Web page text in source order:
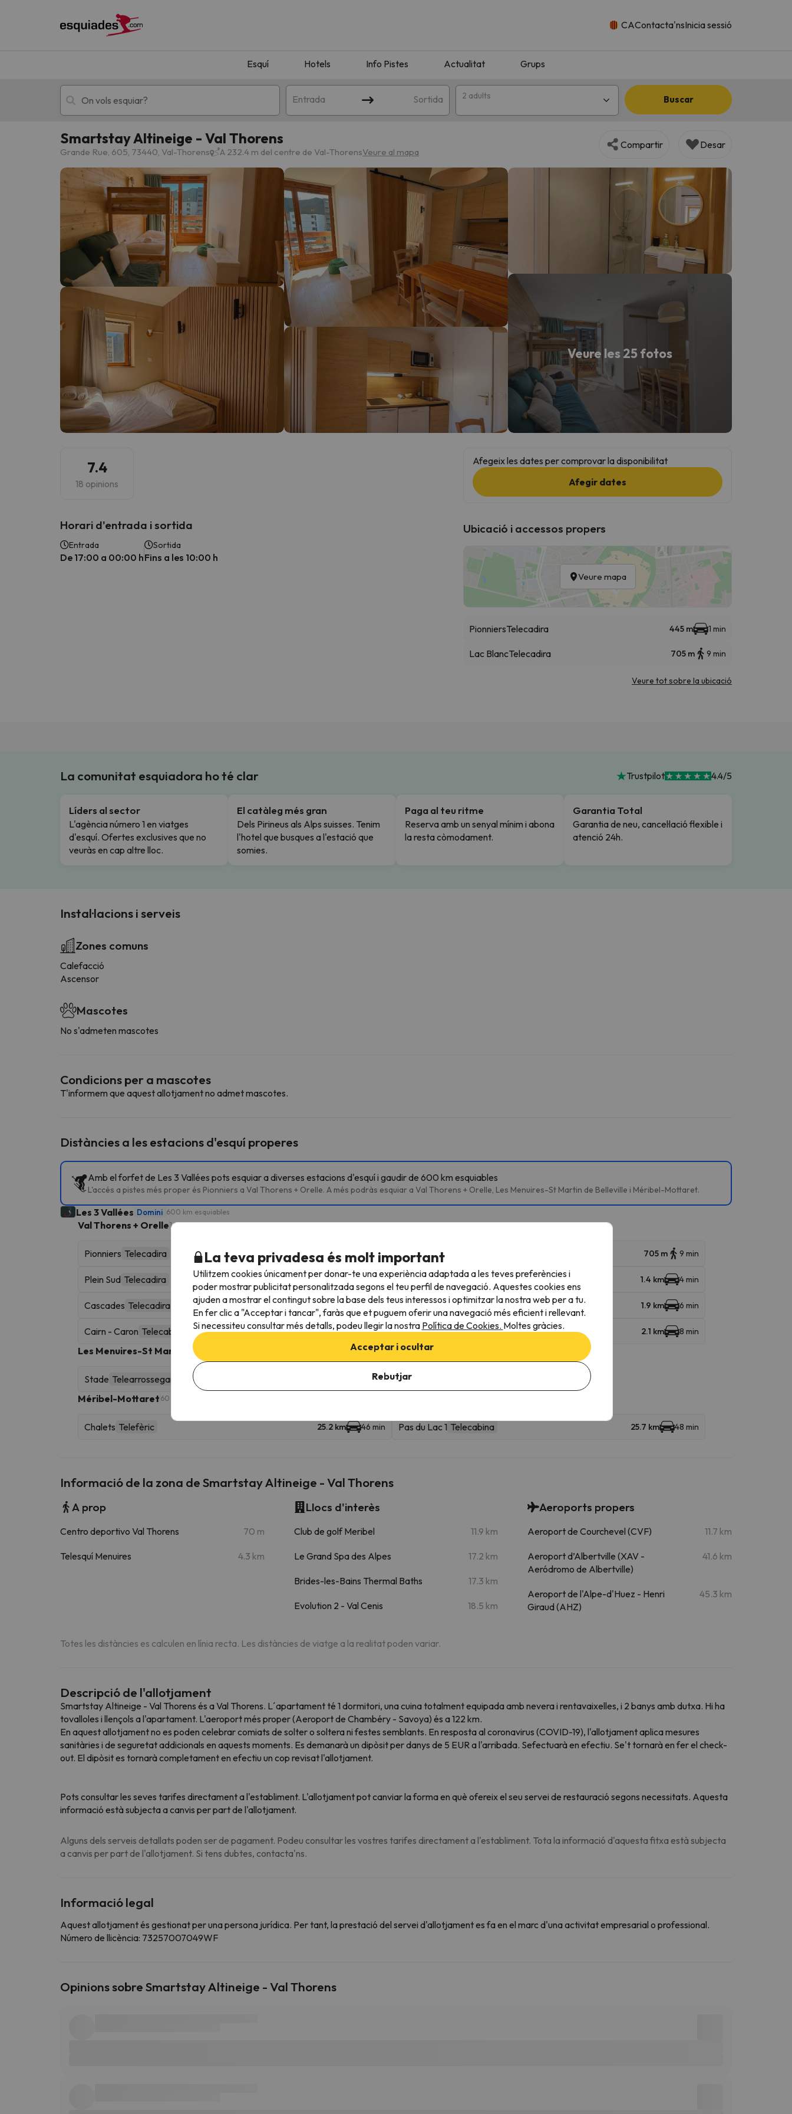
CAContacta'nsInicia sessió
Esquí Hotels Info Pistes Actualitat Grups
Entrada Sortida 2 adults Buscar
Esquí Escapades
!Vaja! No hem trobat resultats que coincideixin amb la teva cerca. Intenteu modificar la destinació.
Vaja! Sembla que el nostre cercador ha perdut el nord. Quan trobi la seva brúixola torna.
Smartstay Altineige - Val Thorens
Grande Rue, 605, 73440, Val-Thorens A 232.4 m del centre de Val-ThorensVeure al mapa
Compartir Desar
Veure les 25 fotos
7.4
18 opinions
Horari d'entrada i sortida
Entrada
De 17:00 a 00:00 h
Sortida
Fins a les 10:00 h
Afegeix les dates per comprovar la disponibilitat
Afegir dates
Ubicació i accessos propers
Veure mapa
PionniersTelecadira 445 m 1 min
Lac BlancTelecadira 705 m 9 min
Veure tot sobre la ubicació
La comunitat esquiadora ho té clar Trustpilot 4.4/5
Líders al sector
L'agència número 1 en viatges
d'esquí. Ofertes exclusives que no
veuràs en cap altre lloc.
El catàleg més gran
Dels Pirineus als Alps suisses. Tenim
l'hotel que busques a l'estació que
somies.
Paga al teu ritme
Reserva amb un senyal mínim i abona
la resta còmodament.
Garantia Total
Garantia de neu, cancel·lació flexible i
atenció 24h.
Instal·lacions i serveis
Zones comuns
Calefacció
Ascensor
Mascotes
No s'admeten mascotes
Condicions per a mascotes
T'informem que aquest allotjament no admet mascotes.
Distàncies a les estacions d'esquí properes
Amb el forfet de Les 3 Vallées pots esquiar a diverses estacions d'esquí i gaudir de 600 km esquiables
L'accés a pistes més proper és Pionniers a Val Thorens + Orelle. A més podràs esquiar a Val Thorens + Orelle, Les Menuires-St Martin de Belleville i Méribel-Mottaret.
Les 3 Vallées Domini 600 km esquiables
Val Thorens + Orelle140 km esquiables
Pionniers Telecadira 445 m 1 min Lac Blanc Telecadira 705 m 9 min
Plein Sud Telecadira 1.3 km 4 min Péclet Telecabina 1.4 km 4 min
Cascades Telecadira 1.5 km 6 min TCD10 Les 2 Lacs Telecabina 1.9 km 6 min
Cairn - Caron Telecabina 2 km 8 min Moutiere Telecadira 2.1 km 8 min
Les Menuires-St Martin de Belleville
Stade Telearrossegament 14 min
Méribel-Mottaret 60 km esquiables
Chalets Telefèric 25.2 km 46 min Pas du Lac 1 Telecabina 25.7 km 48 min
Informació de la zona de Smartstay Altineige - Val Thorens
A prop
Centro deportivo Val Thorens 70 m
Telesquí Menuires 4.3 km
Llocs d'interès
Club de golf Meribel 11.9 km
Le Grand Spa des Alpes 17.2 km
Brides-les-Bains Thermal Baths 17.3 km
Evolution 2 - Val Cenis 18.5 km
Aeroports propers
Aeroport de Courchevel (CVF) 11.7 km
Aeroport d’Albertville (XAV -
Aeródromo de Albertville)
41.6 km
Aeroport de l'Alpe-d'Huez - Henri
Giraud (AHZ)
45.3 km
Totes les distàncies es calculen en línia recta. Les distàncies de viatge a la realitat poden variar.
Descripció de l'allotjament
Smartstay Altineige - Val Thorens és a Val Thorens. L´apartament té 1 dormitori, una cuina totalment equipada amb nevera i rentavaixelles, i 2 banys amb dutxa. Hi ha
tovalloles i llençols a l'apartament. L'aeroport més proper (Aeroport de Chambéry - Savoya) és a 122 km.
En aquest allotjament no es poden celebrar comiats de solter o soltera ni festes semblants. En resposta al coronavirus (COVID-19), l'allotjament aplica mesures
sanitàries i de seguretat addicionals en aquests moments. Es demanarà un dipòsit per danys de 5 EUR a l'arribada. Sefectuarà en efectiu. Se't tornarà en fer el check-
out. El dipòsit es tornarà completament en efectiu un cop revisat l'allotjament.
Pots consultar les seves tarifes directament a l'establiment. L'allotjament pot canviar la forma en què ofereix el seu servei de restauració segons necessitats. Aquesta
informació està subjecta a canvis per part de l'allotjament.
Alguns dels serveis detallats poden ser de pagament. Podeu consultar les vostres tarifes directament a l'establiment. Tota la informació d'aquesta fitxa està subjecta
a canvis per part de l'allotjament. Si tens dubtes, contacta'ns.
Informació legal
Aquest allotjament és gestionat per una persona jurídica. Per tant, la prestació del servei d'allotjament es fa en el marc d'una activitat empresarial o professional.
Número de llicència: 73257007049WF
Opinions sobre Smartstay Altineige - Val Thorens
La teva privadesa és molt important
Utilitzem cookies únicament per donar-te una experiència adaptada a les teves preferències i
poder mostrar publicitat personalitzada segons el teu perfil de navegació. Aquestes cookies ens
ajuden a mostrar el contingut sobre la base dels teus interessos i optimitzar la nostra web per a tu.
En fer clic a "Acceptar i tancar", faràs que et puguem oferir una navegació més eficient i rellevant.
Si necessiteu consultar més detalls, podeu llegir la nostra Política de Cookies. Moltes gràcies.
Acceptar i ocultar
Rebutjar